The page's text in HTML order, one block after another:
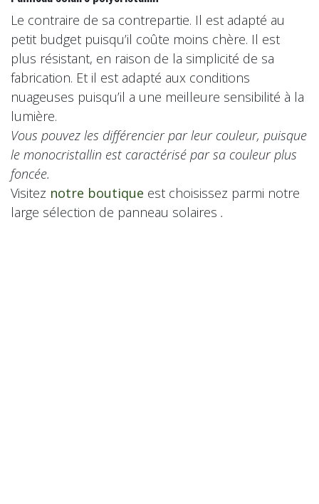
Le contraire de sa contrepartie. Il est adapté au
petit budget puisqu’il coûte moins chère. Il est
plus résistant, en raison de la simplicité de sa
fabrication. Et il est adapté aux conditions
nuageuses puisqu’il a une meilleure sensibilité à la
lumière.
Vous pouvez les différencier par leur couleur, puisque
le monocristallin est caractérisé par sa couleur plus
foncée.
Visitez notre boutique est choisissez parmi notre
large sélection de panneau solaires .